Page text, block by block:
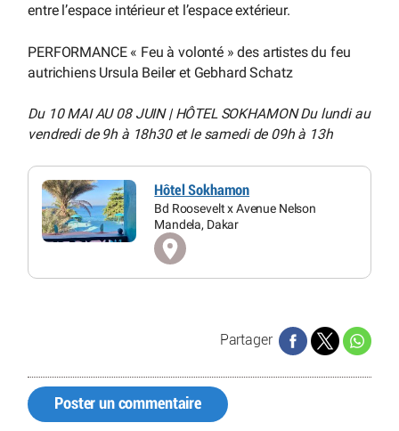
entre l’espace intérieur et l’espace extérieur.
PERFORMANCE « Feu à volonté » des artistes du feu
autrichiens Ursula Beiler et Gebhard Schatz
Du 10 MAI AU 08 JUIN | HÔTEL SOKHAMON Du lundi au
vendredi de 9h à 18h30 et le samedi de 09h à 13h
Hôtel Sokhamon
Bd Roosevelt x Avenue Nelson
Mandela, Dakar
Partager
Poster un commentaire